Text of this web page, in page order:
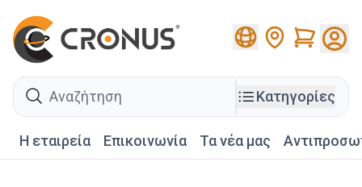
Cart
search
Κατηγορίες
Η εταιρεία Επικοινωνία Τα νέα μας